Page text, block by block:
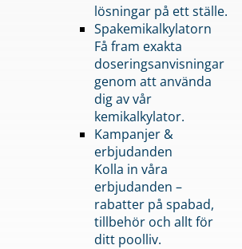
lösningar på ett ställe.
Spakemikalkylatorn
Få fram exakta
doseringsanvisningar
genom att använda
dig av vår
kemikalkylator.
Kampanjer &
erbjudanden
Kolla in våra
erbjudanden –
rabatter på spabad,
tillbehör och allt för
ditt poolliv.